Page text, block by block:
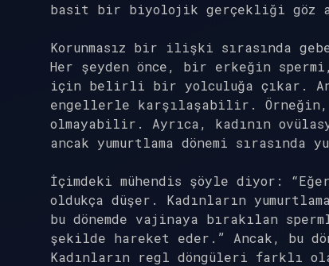
basit bir biyolojik gerçekliği göz
Korunmasız bir ilişki sırasında
Her şeyden önce, bir erkeğin
için belirli bir yolculuğa çıkar.
engellerle karşılaşabilir. Örneğin,
olmayabilir. Ayrıca, kadının
ancak yumurtlama dönemi sırasında
İçimdeki mühendis şöyle diyor:
oldukça düşer. Kadınların
bu dönemde vajinaya bırakılan
şekilde hareket eder.” Ancak, bu
Kadınların regl döngüleri